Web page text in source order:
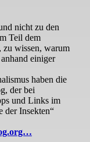
nicht zu den
Teil dem
zu wissen, warum
einiger
haben die
der bei
und Links im
der Insekten“